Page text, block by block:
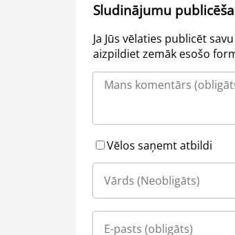
Sludinājumu
Ja Jūs vēlaties publicēt
aizpildiet zemāk esošo
Vēlos saņemt atbildi